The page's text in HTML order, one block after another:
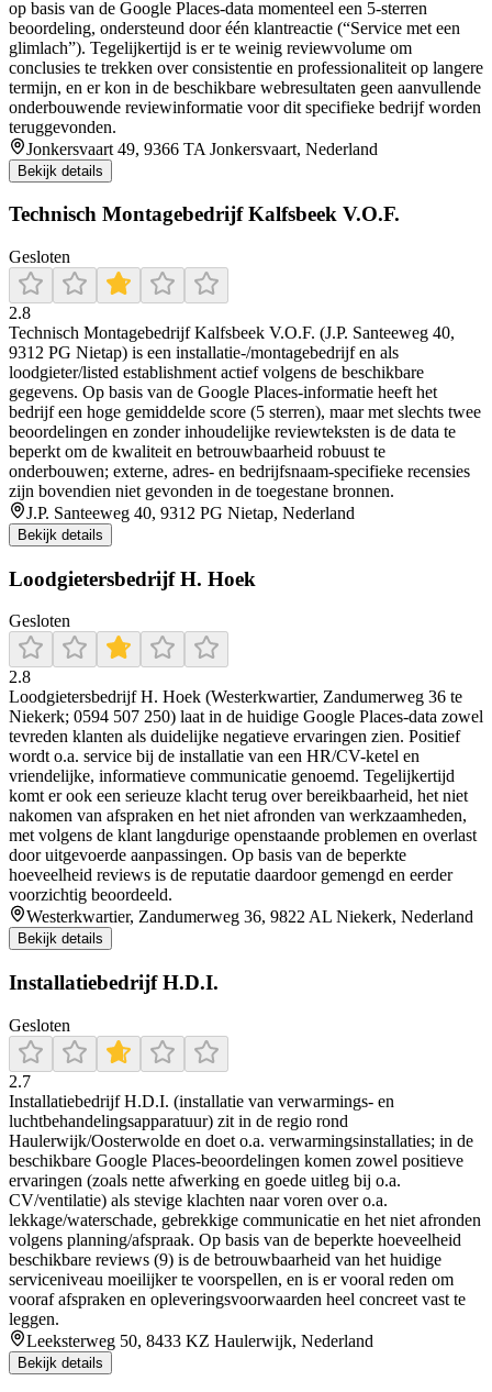
op basis van de Google Places-data momenteel een 5-sterren
beoordeling, ondersteund door één klantreactie (“Service met een
glimlach”). Tegelijkertijd is er te weinig reviewvolume om
conclusies te trekken over consistentie en professionaliteit op langere
termijn, en er kon in de beschikbare webresultaten geen aanvullende
onderbouwende reviewinformatie voor dit specifieke bedrijf worden
teruggevonden.
Jonkersvaart 49, 9366 TA Jonkersvaart, Nederland
Bekijk details
Technisch Montagebedrijf Kalfsbeek V.O.F.
Gesloten
2.8
Technisch Montagebedrijf Kalfsbeek V.O.F. (J.P. Santeeweg 40,
9312 PG Nietap) is een installatie-/montagebedrijf en als
loodgieter/listed establishment actief volgens de beschikbare
gegevens. Op basis van de Google Places-informatie heeft het
bedrijf een hoge gemiddelde score (5 sterren), maar met slechts twee
beoordelingen en zonder inhoudelijke reviewteksten is de data te
beperkt om de kwaliteit en betrouwbaarheid robuust te
onderbouwen; externe, adres- en bedrijfsnaam-specifieke recensies
zijn bovendien niet gevonden in de toegestane bronnen.
J.P. Santeeweg 40, 9312 PG Nietap, Nederland
Bekijk details
Loodgietersbedrijf H. Hoek
Gesloten
2.8
Loodgietersbedrijf H. Hoek (Westerkwartier, Zandumerweg 36 te
Niekerk; 0594 507 250) laat in de huidige Google Places-data zowel
tevreden klanten als duidelijke negatieve ervaringen zien. Positief
wordt o.a. service bij de installatie van een HR/CV-ketel en
vriendelijke, informatieve communicatie genoemd. Tegelijkertijd
komt er ook een serieuze klacht terug over bereikbaarheid, het niet
nakomen van afspraken en het niet afronden van werkzaamheden,
met volgens de klant langdurige openstaande problemen en overlast
door uitgevoerde aanpassingen. Op basis van de beperkte
hoeveelheid reviews is de reputatie daardoor gemengd en eerder
voorzichtig beoordeeld.
Westerkwartier, Zandumerweg 36, 9822 AL Niekerk, Nederland
Bekijk details
Installatiebedrijf H.D.I.
Gesloten
2.7
Installatiebedrijf H.D.I. (installatie van verwarmings- en
luchtbehandelingsapparatuur) zit in de regio rond
Haulerwijk/Oosterwolde en doet o.a. verwarmingsinstallaties; in de
beschikbare Google Places-beoordelingen komen zowel positieve
ervaringen (zoals nette afwerking en goede uitleg bij o.a.
CV/ventilatie) als stevige klachten naar voren over o.a.
lekkage/waterschade, gebrekkige communicatie en het niet afronden
volgens planning/afspraak. Op basis van de beperkte hoeveelheid
beschikbare reviews (9) is de betrouwbaarheid van het huidige
serviceniveau moeilijker te voorspellen, en is er vooral reden om
vooraf afspraken en opleveringsvoorwaarden heel concreet vast te
leggen.
Leeksterweg 50, 8433 KZ Haulerwijk, Nederland
Bekijk details